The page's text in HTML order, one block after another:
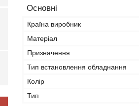
Основні
Країна виробник
Матеріал
Призначення
Тип встановлення обладнання
Колір
Тип